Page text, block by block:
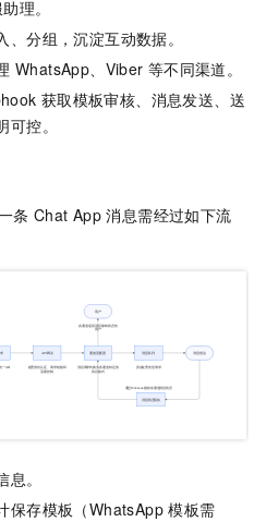
理。
分组，沉淀互动数据。
WhatsApp、Viber 等不同渠道。
获取模板审核、消息发送、送
控。
条 Chat App 消息需经过如下流
。
保存模板（WhatsApp 模板需